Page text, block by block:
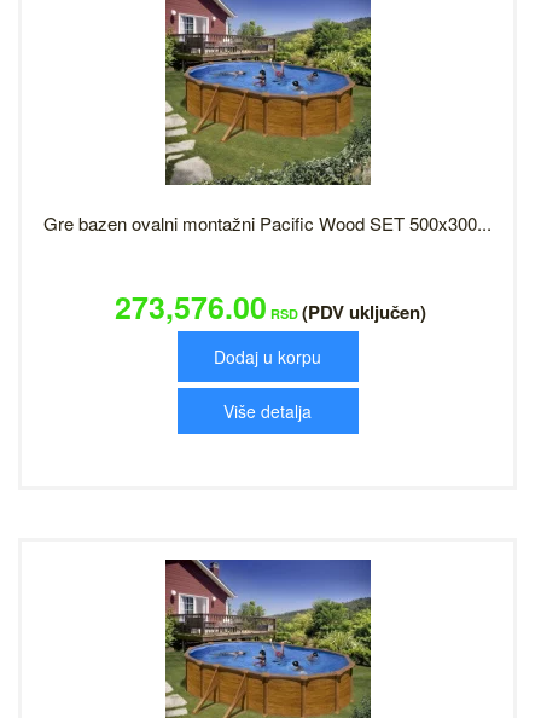
Gre bazen ovalni montažni Pacific Wood SET 500x300...
273,576.00 RSD (PDV uključen)
Dodaj u korpu
Više detalja